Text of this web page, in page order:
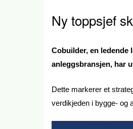
Ny toppsjef
Cobuilder, en ledende
anleggsbransjen, har
Dette markerer et
verdikjeden i bygge- og